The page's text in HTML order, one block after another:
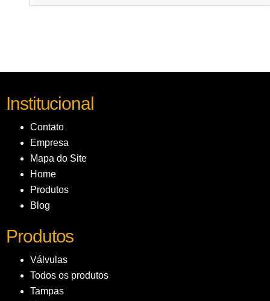
Institucional
Contato
Empresa
Mapa do Site
Home
Produtos
Blog
Produtos
Válvulas
Todos os produtos
Tampas